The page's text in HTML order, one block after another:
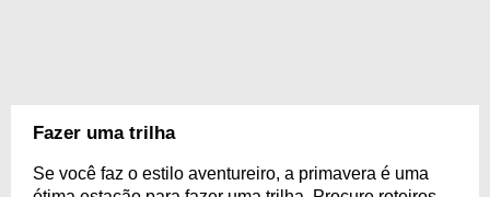
Fazer uma trilha
Se você faz o estilo aventureiro, a primavera é uma